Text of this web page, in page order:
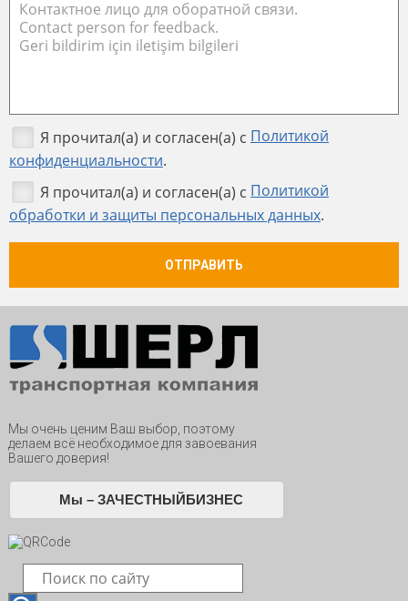
Я прочитал(а) и согласен(а) с Политикой
конфиденциальности.
Я прочитал(а) и согласен(а) с Политикой
обработки и защиты персональных данных.
ОТПРАВИТЬ
Мы очень ценим Ваш выбор, поэтому
делаем всё необходимое для завоевания
Вашего доверия!
Мы – ЗАЧЕСТНЫЙБИЗНЕС